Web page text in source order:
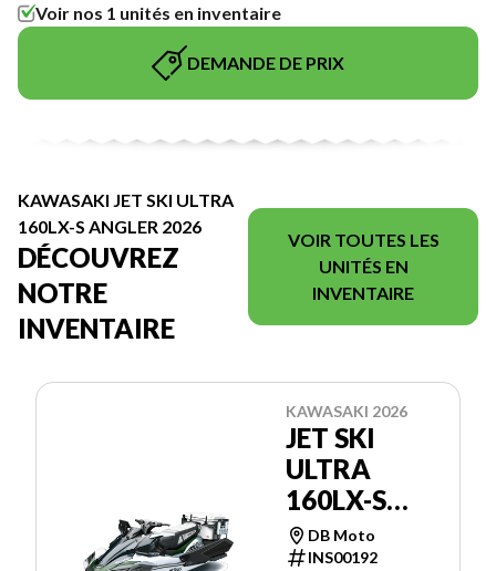
Voir nos 1 unités en inventaire
DEMANDE DE PRIX
KAWASAKI JET SKI ULTRA
160LX-S ANGLER 2026
DÉCOUVREZ
NOTRE
INVENTAIRE
VOIR TOUTES LES
UNITÉS EN
INVENTAIRE
KAWASAKI 2026
JET SKI
ULTRA
160LX-S
ANGLER
DB Moto
INS00192